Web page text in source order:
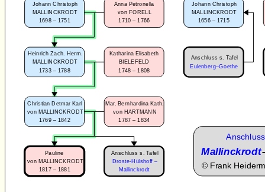
Johann Christoph
MALLINCKRODT
1698 – 1751
Anna Petronella
von FORELL
1710 – 1766
Heinrich Zach. Herm.
MALLINCKRODT
1733 – 1788
Katharina Elisabeth
BIELEFELD
1748 – 1808
Christian Detmar Karl
von MALLINCKRODT
1769 – 1842
Mar. Bernhardina Kath.
von HARTMANN
1787 – 1834
Pauline
von MALLINCKRODT
1817 – 1881
Johann Christoph
MALLINCKRODT
1656 – 1715
Anschluss s. Tafel
Eulenberg–Goethe
Mallinckrodt
© Frank
Anschluss s. Tafel
Droste-Hülshoff –
Mallinckrodt